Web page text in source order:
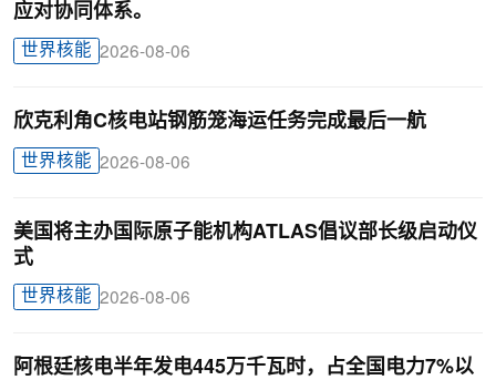
应对协同体系。
世界核能 2026-08-06
欣克利角C核电站钢筋笼海运任务完成最后一航
世界核能 2026-08-06
美国将主办国际原子能机构ATLAS倡议部长级启动仪
式
世界核能 2026-08-06
阿根廷核电半年发电445万千瓦时，占全国电力7%以